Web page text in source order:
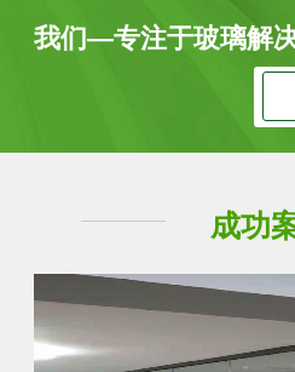
我们—专注于玻璃解
成功